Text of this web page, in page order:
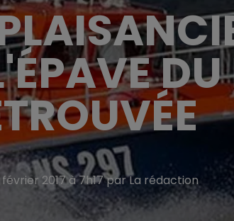
février 2017 à 7h17 par La rédaction